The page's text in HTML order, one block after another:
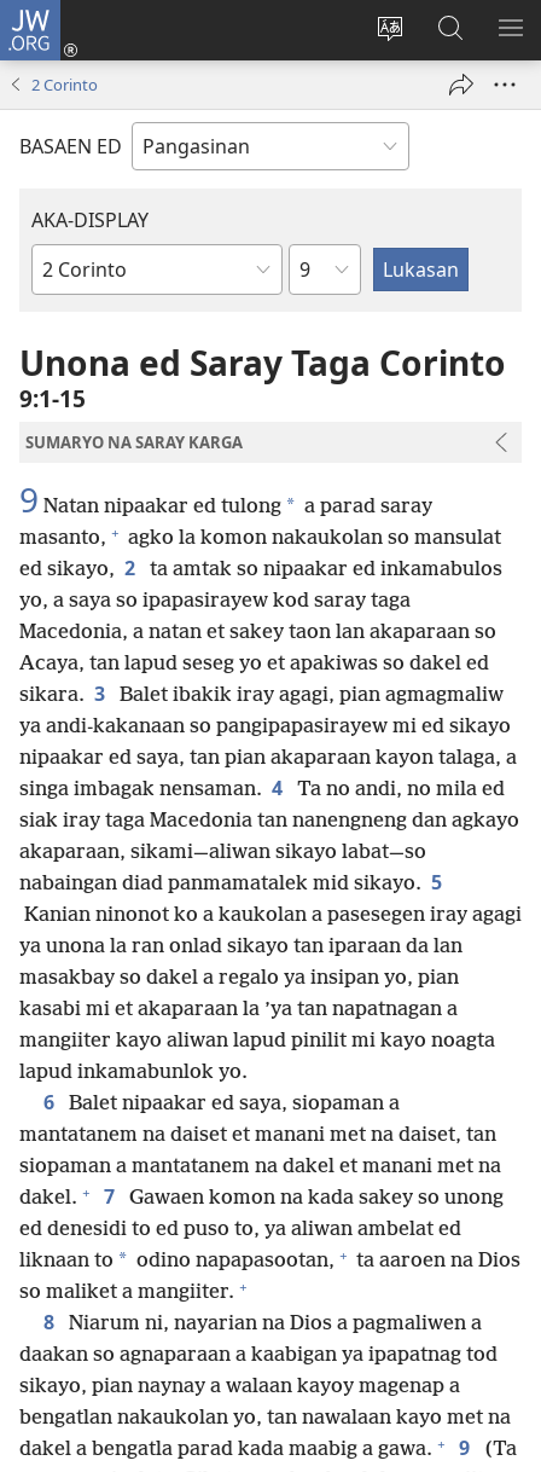
JW.ORG
Salatan
lenguahe
na
site
Man-
log
new
Mananap
ed
JW.ORG
2 Corinto
BASAEN ED
AKA-DISPLAY
Libro
Biblia
Kapitulo
Unona ed Saray Taga Corinto
9:1-15
SUMARYO NA SARAY KARGA
9 Natan nipaakar ed tulong * a parad saray
masanto, + agko la komon nakaukolan so mansulat
ed sikayo, 2
ta amtak so nipaakar ed inkamabulos
yo, a saya so ipapasirayew kod saray taga
Macedonia, a natan et sakey taon lan akaparaan so
Acaya, tan lapud seseg yo et apakiwas so dakel ed
sikara. 3
Balet ibakik iray agagi, pian agmagmaliw
ya andi-kakanaan so pangipapasirayew mi ed sikayo
nipaakar ed saya, tan pian akaparaan kayon talaga, a
singa imbagak nensaman. 4
Ta no andi, no mila ed
siak iray taga Macedonia tan nanengneng dan agkayo
akaparaan, sikami—aliwan sikayo labat—so
nabaingan diad panmamatalek mid sikayo. 5
Kanian ninonot ko a kaukolan a pasesegen iray agagi
ya unona la ran onlad sikayo tan iparaan da lan
masakbay so dakel a regalo ya insipan yo, pian
kasabi mi et akaparaan la ’ya tan napatnagan a
mangiiter kayo aliwan lapud pinilit mi kayo noagta
lapud inkamabunlok yo.
6
Balet nipaakar ed saya, siopaman a
mantatanem na daiset et manani met na daiset, tan
siopaman a mantatanem na dakel et manani met na
dakel. + 7
Gawaen komon na kada sakey so unong
ed denesidi to ed puso to, ya aliwan ambelat ed
liknaan to * odino napapasootan, + ta aaroen na Dios
so maliket a mangiiter. +
8
Niarum ni, nayarian na Dios a pagmaliwen a
daakan so agnaparaan a kaabigan ya ipapatnag tod
sikayo, pian naynay a walaan kayoy magenap a
bengatlan nakaukolan yo, tan nawalaan kayo met na
dakel a bengatla parad kada maabig a gawa. + 9
(Ta